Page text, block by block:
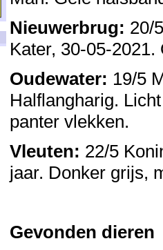
Nieuwerbrug: 20/
Kater, 30-05-
Oudewater: 19/5
Halflangharig.
panter vlekken.
Vleuten: 22/5
jaar. Donker grijs,
Gevonden dieren